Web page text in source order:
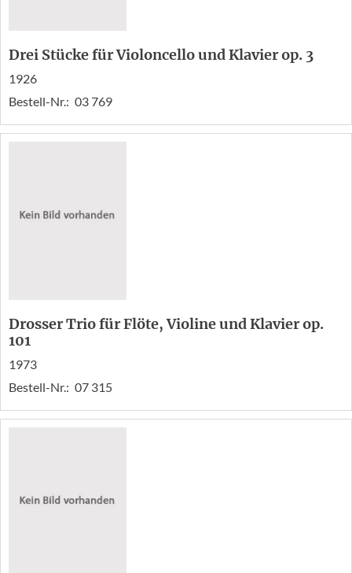
Drei Stücke für Violoncello und Klavier op. 3
1926
Bestell-Nr.: 03 769
Drosser Trio für Flöte, Violine und Klavier op.
101
1973
Bestell-Nr.: 07 315